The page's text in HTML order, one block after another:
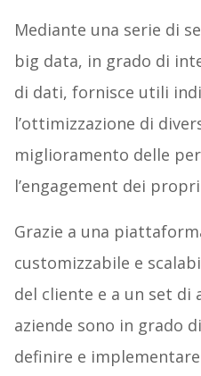
Mediante una serie di
big data, in grado di
di dati, fornisce utili
l’ottimizzazione di
miglioramento delle
l’engagement dei
Grazie a una
customizzabile e
del cliente e a un set di
aziende sono in grado
definire e